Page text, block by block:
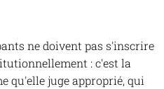
ne doivent pas s'inscrire
: c'est la
qu'elle juge approprié, qui